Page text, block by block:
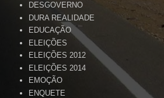
DESGOVERNO
DURA REALIDADE
EDUCAÇÃO
ELEIÇÕES
ELEIÇÕES 2012
ELEIÇÕES 2014
EMOÇÃO
ENQUETE